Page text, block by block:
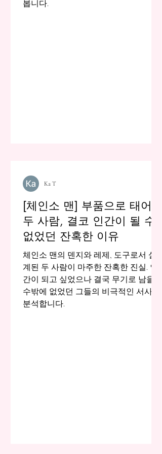
봅니다.
[체인소 맨] 부품으로 태어난
두 사람, 결코 인간이 될 수
없었던 잔혹한 이유
체인소 맨의 덴지와 레제, 도구로서 설
계된 두 사람이 마주한 잔혹한 진실. 인
간이 되고 싶었으나 결국 무기로 남을
수밖에 없었던 그들의 비극적인 서사를
분석합니다.
Ka T